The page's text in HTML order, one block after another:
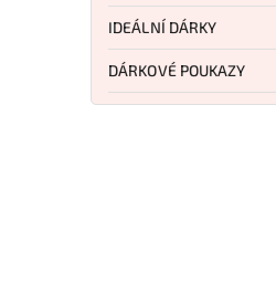
IDEÁLNÍ DÁRKY
DÁRKOVÉ POUKAZY
SOGUF1001BX
Cold